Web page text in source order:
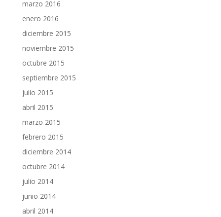
marzo 2016
enero 2016
diciembre 2015
noviembre 2015
octubre 2015
septiembre 2015
julio 2015
abril 2015
marzo 2015
febrero 2015
diciembre 2014
octubre 2014
julio 2014
junio 2014
abril 2014